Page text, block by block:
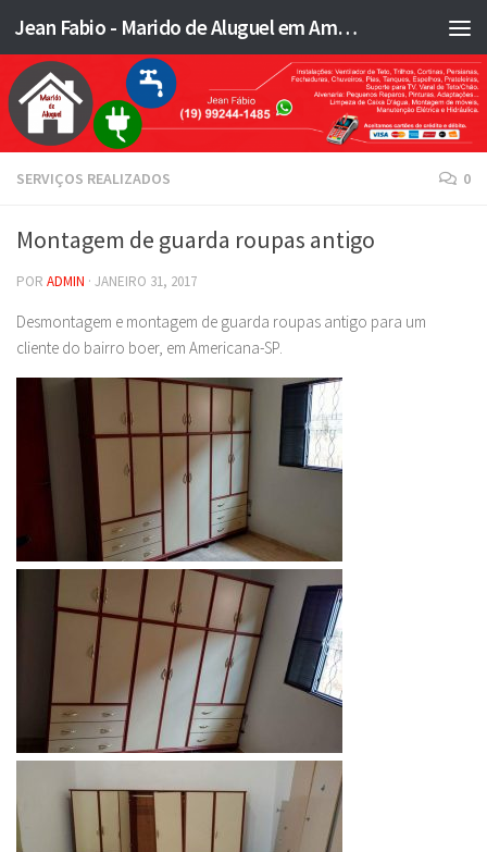
Skip to content Jean Fabio - Marido de Aluguel em Americana SP e região - JFMA
SERVIÇOS REALIZADOS 0
Montagem de guarda roupas antigo
POR ADMIN · JANEIRO 31, 2017
Desmontagem e montagem de guarda roupas antigo para um
cliente do bairro boer, em Americana-SP.